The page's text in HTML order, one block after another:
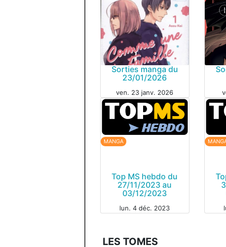
MANGA
Sorties manga du
23/01/2026
ven. 23 janv. 2026
MANGA
Top MS hebdo du
27/11/2023 au
03/12/2023
lun. 4 déc. 2023
LES TOMES